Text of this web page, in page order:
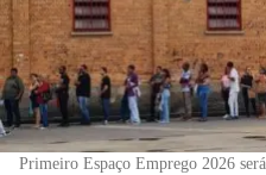
Primeiro Espaço Emprego 2026